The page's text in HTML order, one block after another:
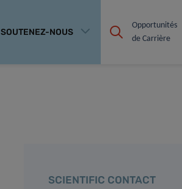
SOUTENEZ-NOUS
Opportunités
de Carrière
SCIENTIFIC CONTACT